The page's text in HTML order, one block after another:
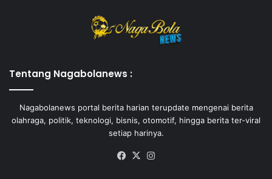
Tentang Nagabolanews :
Nagabolanews portal berita harian terupdate mengenai berita
olahraga, politik, teknologi, bisnis, otomotif, hingga berita ter-viral
setiap harinya.
Facebook
X